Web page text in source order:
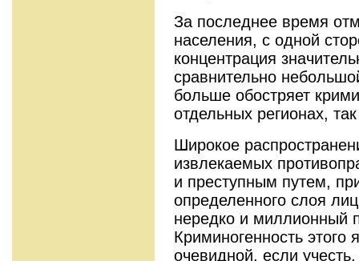
За последнее время
населения, с одной
концентрация
сравнительно
больше обостряет
отдельных регионах,
Широкое
извлекаемых
и преступным путем,
определенного слоя
нередко и миллионный
Криминогенность этого
очевидной, если